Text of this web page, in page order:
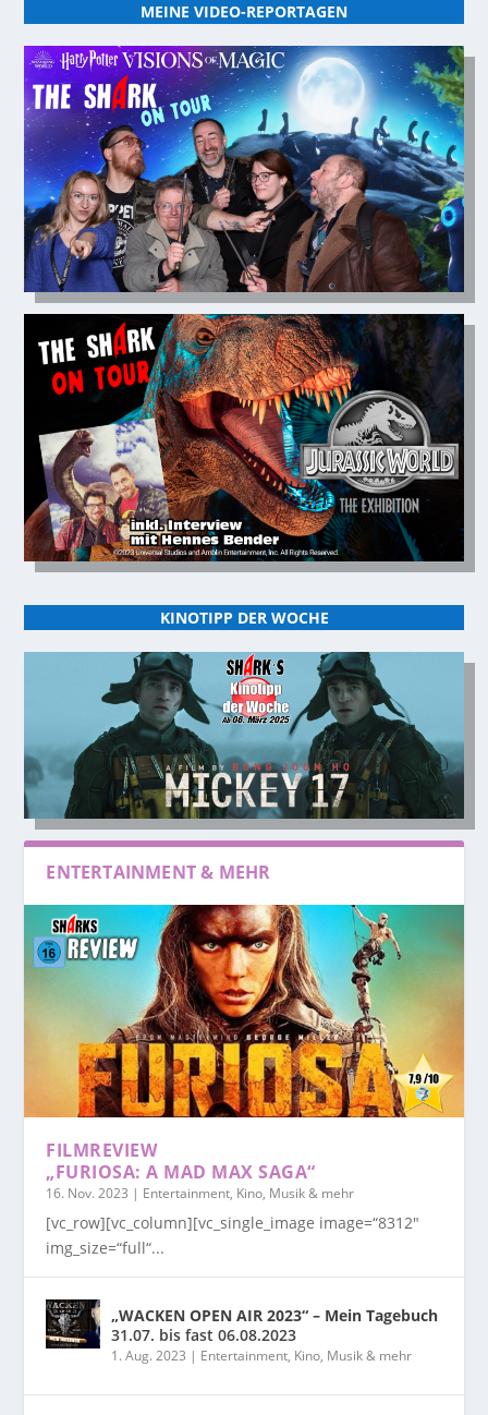
MEINE VIDEO-REPORTAGEN
KINOTIPP DER WOCHE
ENTERTAINMENT & MEHR
FILMREVIEW
„FURIOSA: A MAD MAX SAGA“
16. Nov. 2023 | Entertainment, Kino, Musik & mehr
[vc_row][vc_column][vc_single_image image=“8312″
img_size=“full“...
„WACKEN OPEN AIR 2023“ – Mein Tagebuch
31.07. bis fast 06.08.2023
1. Aug. 2023 | Entertainment, Kino, Musik & mehr